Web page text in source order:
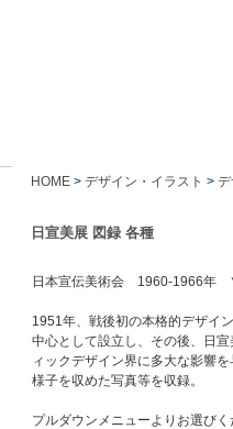
HOME > デザイン・イラスト >
日宣美展 図録 各種
日本宣伝美術会 1960-1966年
1951年、戦後初の本格的デザイ
中心として設立し、その後、日
ィックデザイン界に多大な影響
様子を収めた写真等を収録。
プルダウンメニューよりお選びく